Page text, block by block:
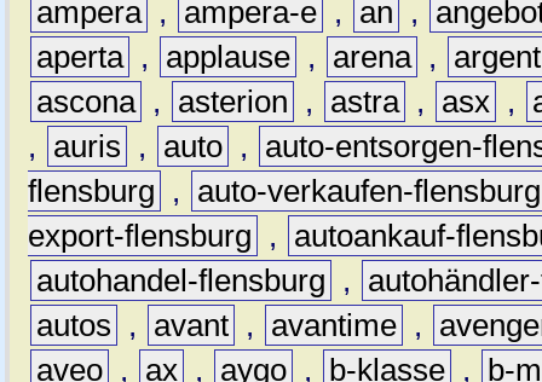
ampera , ampera-e , an ,
aperta , applause , arena ,
ascona , asterion , astra , asx ,
,
auris , auto ,
auto-entsorgen-
flensburg
,
auto-verkaufen-flensburg
export-flensburg
,
autoankauf-
autohandel-flensburg
,
autos
, avant , avantime ,
aveo , ax , aygo , b-klasse ,
b-